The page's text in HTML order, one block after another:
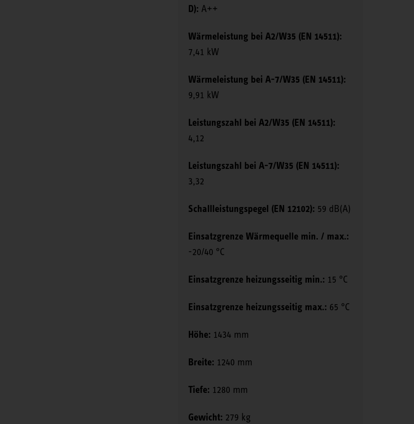
D): A++
Wärmeleistung bei A2/W35 (EN 14511):
7,41 kW
Wärmeleistung bei A-7/W35 (EN 14511):
9,91 kW
Leistungszahl bei A2/W35 (EN 14511):
4,12
Leistungszahl bei A-7/W35 (EN 14511):
3,32
Schallleistungspegel (EN 12102): 59 dB(A)
Einsatzgrenze Wärmequelle min. / max.:
-20/40 °C
Einsatzgrenze heizungsseitig min.: 15 °C
Einsatzgrenze heizungsseitig max.: 65 °C
Höhe: 1434 mm
Breite: 1240 mm
Tiefe: 1280 mm
Gewicht: 279 kg